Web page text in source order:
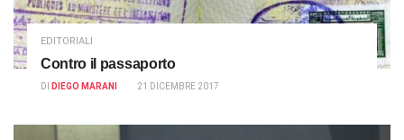
EDITORIALI
Contro il passaporto
DI DIEGO MARANI 21 DICEMBRE 2017